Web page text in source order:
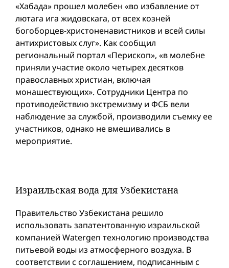
«Хабада» прошел молебен «во избавление от
лютага ига жидовскага, от всех козней
богоборцев-христоненавистников и всей силы
антихристовых слуг». Как сообщил
региональный портал «Перископ», «в молебне
приняли участие около четырех десятков
православных христиан, включая
монашествующих». Сотрудники Центра по
противодействию экстремизму и ФСБ вели
наблюдение за службой, производили съемку ее
участников, однако не вмешивались в
мероприятие.
Израильская вода для Узбекистана
Правительство Узбекистана решило
использовать запатентованную израильской
компанией Watergen технологию производства
питьевой воды из атмосферного воздуха. В
соответствии с соглашением, подписанным с